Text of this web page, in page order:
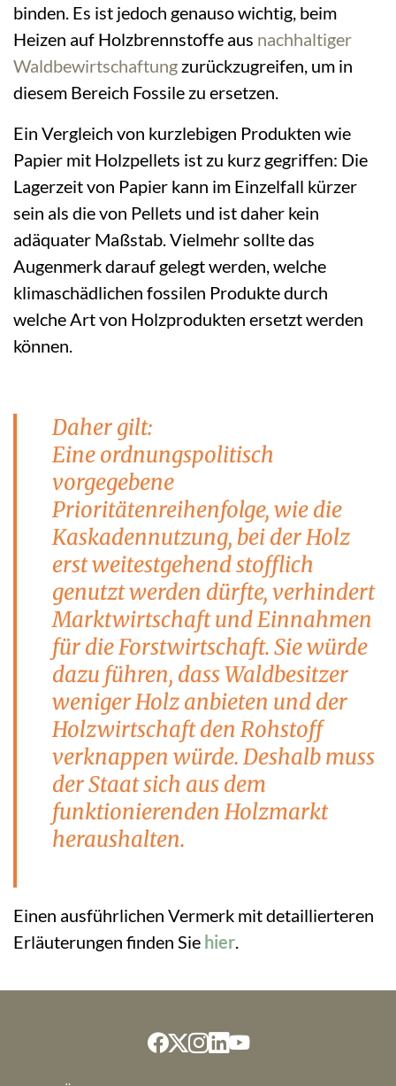
binden. Es ist jedoch genauso wichtig, beim
Heizen auf Holzbrennstoffe aus nachhaltiger
Waldbewirtschaftung zurückzugreifen, um in
diesem Bereich Fossile zu ersetzen.
Ein Vergleich von kurzlebigen Produkten wie
Papier mit Holzpellets ist zu kurz gegriffen: Die
Lagerzeit von Papier kann im Einzelfall kürzer
sein als die von Pellets und ist daher kein
adäquater Maßstab. Vielmehr sollte das
Augenmerk darauf gelegt werden, welche
klimaschädlichen fossilen Produkte durch
welche Art von Holzprodukten ersetzt werden
können.
Daher gilt:
Eine ordnungspolitisch
vorgegebene
Prioritätenreihenfolge, wie die
Kaskadennutzung, bei der Holz
erst weitestgehend stofflich
genutzt werden dürfte, verhindert
Marktwirtschaft und Einnahmen
für die Forstwirtschaft. Sie würde
dazu führen, dass Waldbesitzer
weniger Holz anbieten und der
Holzwirtschaft den Rohstoff
verknappen würde. Deshalb muss
der Staat sich aus dem
funktionierenden Holzmarkt
heraushalten.
Einen ausführlichen Vermerk mit detaillierteren
Erläuterungen finden Sie hier.